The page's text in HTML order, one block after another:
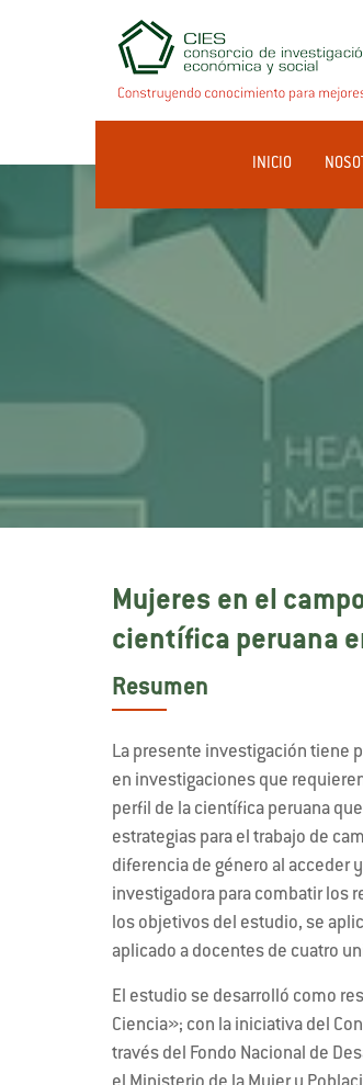
INICIO
Mujeres en el
científica peruana
Resumen
La presente investigación tiene
en investigaciones que
perfil de la científica peruana
estrategias para el trabajo de
diferencia de género al acceder
investigadora para combatir los
los objetivos del estudio, se
aplicado a docentes de cuatro
El estudio se desarrolló como
Ciencia»; con la iniciativa del
través del Fondo Nacional de